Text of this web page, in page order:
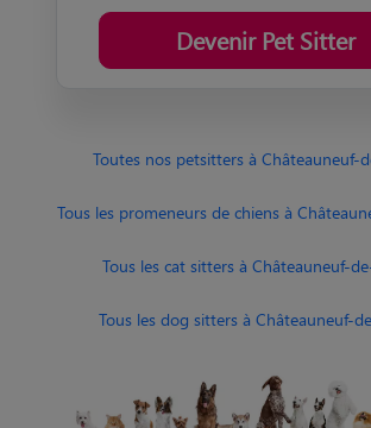
Devenir Pet Sitter
Toutes nos petsitters à Châteauneuf-
Tous les promeneurs de chiens à
Tous les cat sitters à Châteauneuf-
Tous les dog sitters à Châteauneuf-